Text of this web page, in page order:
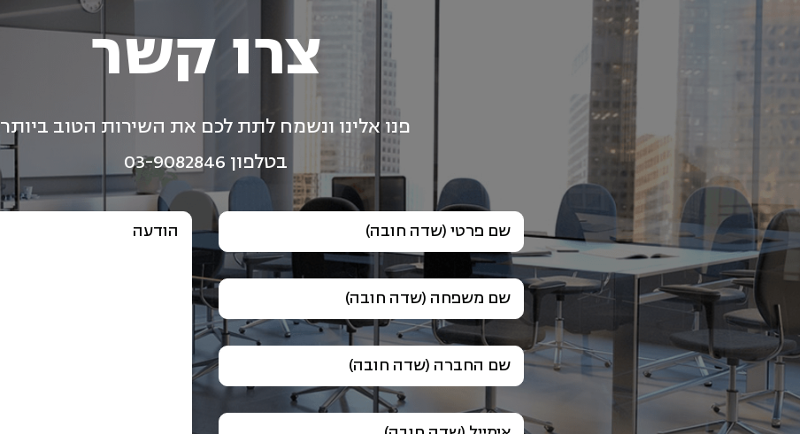
צרו קשר
פנו אלינו ונשמח לתת לכם את השירות הטוב ביותר
בטלפון 03-9082846
שם פרטי (שדה חובה)
שם משפחה (שדה חובה)
שם החברה (שדה חובה)
הודעה